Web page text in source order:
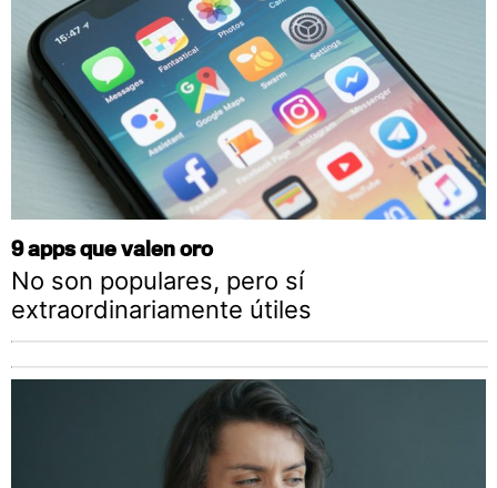
9 apps que valen oro
No son populares, pero sí
extraordinariamente útiles